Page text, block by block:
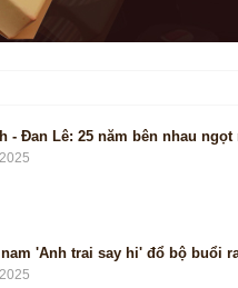
- Đan Lê: 25 năm bên nhau ngọt
nam 'Anh trai say hi' đổ bộ buổi